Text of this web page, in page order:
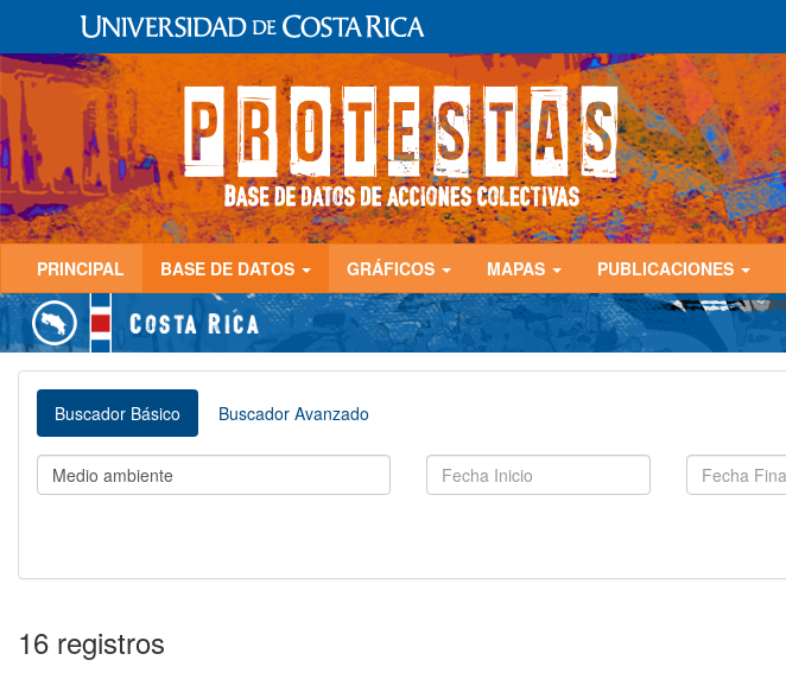
PRINCIPAL BASE DE DATOS GRÁFICOS MAPAS PUBLICACIONES
Buscador Básico Buscador Avanzado
16 registros